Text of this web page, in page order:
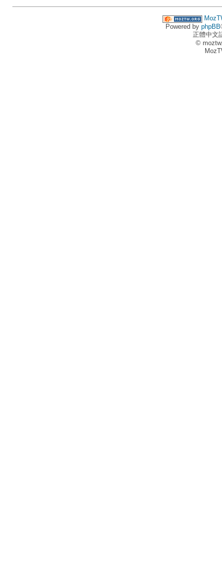
Powered by phpBB
正體中文
©